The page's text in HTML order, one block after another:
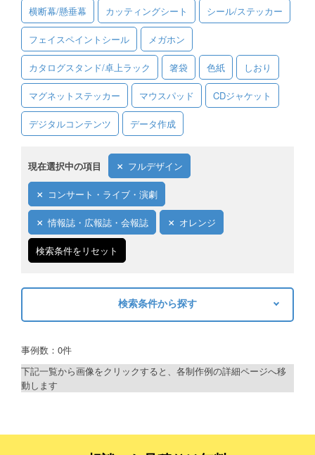
ご利用規約
お見積り・お問合せ
横断幕/懸垂幕 カッティングシート シール/ステッカー
フェイスペイントシール メガホン
カタログスタンド/卓上ラック 箸袋 色紙 しおり
マグネットステッカー マウスパッド CDジャケット
デジタルコンテンツ データ作成
現在選択中の項目 フルデザイン
コンサート・ライブ・演劇
情報誌・広報誌・会報誌 オレンジ
検索条件をリセット
検索条件から探す
制作プランで探す
事例数：0件
下記一覧から画像をクリックすると、各制作例の詳細ページへ移
動します